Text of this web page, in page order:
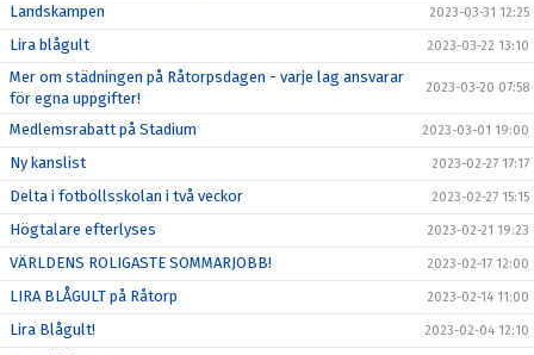
Landskampen 2023-03-31 12:25
Lira blågult 2023-03-22 13:10
Mer om städningen på Råtorpsdagen - varje lag ansvarar
för egna uppgifter!
2023-03-20 07:58
Medlemsrabatt på Stadium 2023-03-01 19:00
Ny kanslist 2023-02-27 17:17
Delta i fotbollsskolan i två veckor 2023-02-27 15:15
Högtalare efterlyses 2023-02-21 19:23
VÄRLDENS ROLIGASTE SOMMARJOBB! 2023-02-17 12:00
LIRA BLÅGULT på Råtorp 2023-02-14 11:00
Lira Blågult! 2023-02-04 12:10